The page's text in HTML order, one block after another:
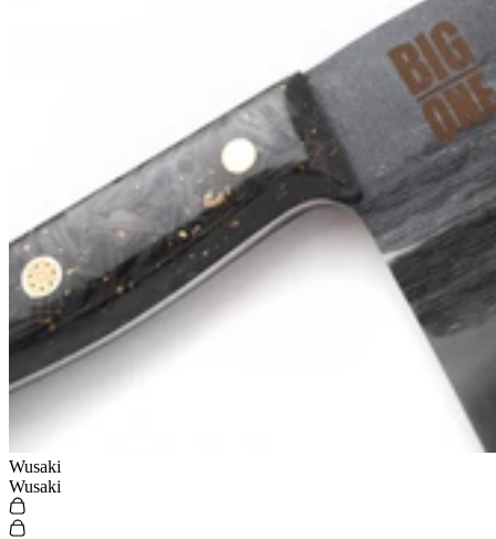
Wusaki
Wusaki